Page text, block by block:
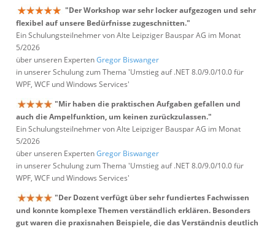
"Der Workshop war sehr locker aufgezogen und sehr
flexibel auf unsere Bedürfnisse zugeschnitten."
Ein Schulungsteilnehmer von Alte Leipziger Bauspar AG im Monat
5/2026
über unseren ExpertenGregor Biswanger
in unserer Schulung zum Thema 'Umstieg auf .NET 8.0/9.0/10.0 für
WPF, WCF und Windows Services'
"Mir haben die praktischen Aufgaben gefallen und
auch die Ampelfunktion, um keinen zurückzulassen."
Ein Schulungsteilnehmer von Alte Leipziger Bauspar AG im Monat
5/2026
über unseren ExpertenGregor Biswanger
in unserer Schulung zum Thema 'Umstieg auf .NET 8.0/9.0/10.0 für
WPF, WCF und Windows Services'
"Der Dozent verfügt über sehr fundiertes Fachwissen
und konnte komplexe Themen verständlich erklären. Besonders
gut waren die praxisnahen Beispiele, die das Verständnis deutlich